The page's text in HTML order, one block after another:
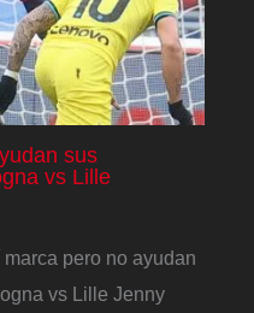
sus
vs Lille
pero no ayudan
vs Lille Jenny